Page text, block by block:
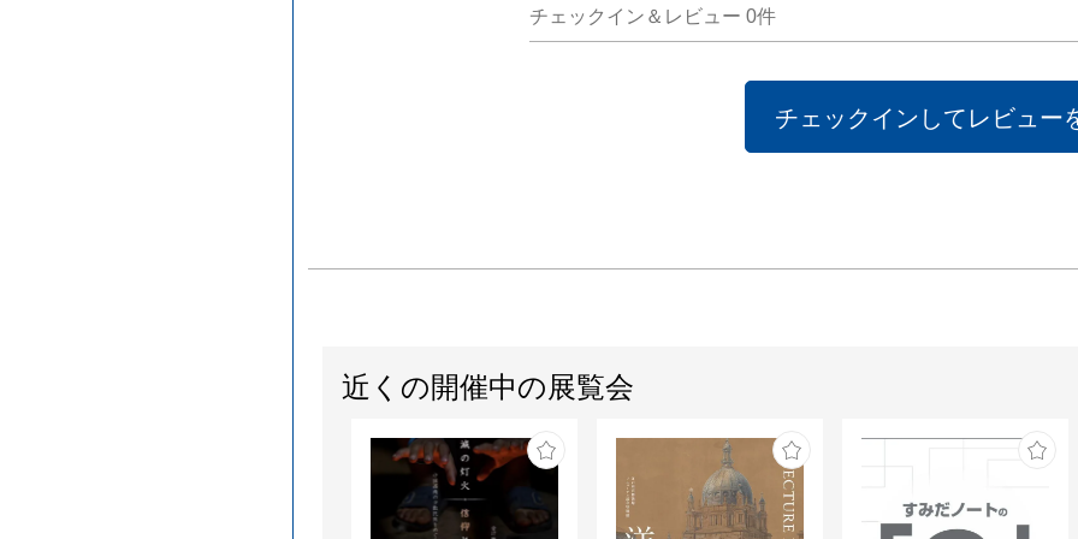
チェックイン＆レビュー 0件
チェックインしてレビュー
近くの開催中の展覧会